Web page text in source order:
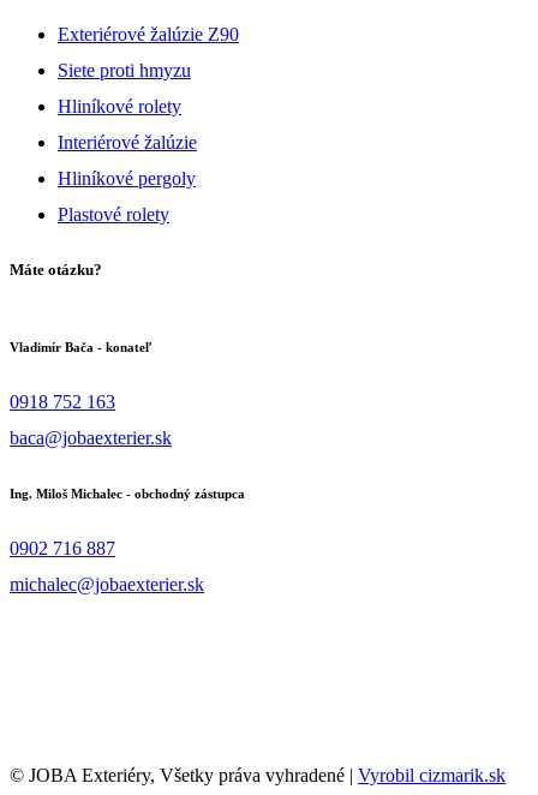
Exteriérové žalúzie Z90
Siete proti hmyzu
Hliníkové rolety
Interiérové žalúzie
Hliníkové pergoly
Plastové rolety
Máte otázku?
Vladimír Bača - konateľ
0918 752 163
baca@jobaexterier.sk
Ing. Miloš Michalec - obchodný zástupca
0902 716 887
michalec@jobaexterier.sk
© JOBA Exteriéry, Všetky práva vyhradené | Vyrobil cizmarik.sk